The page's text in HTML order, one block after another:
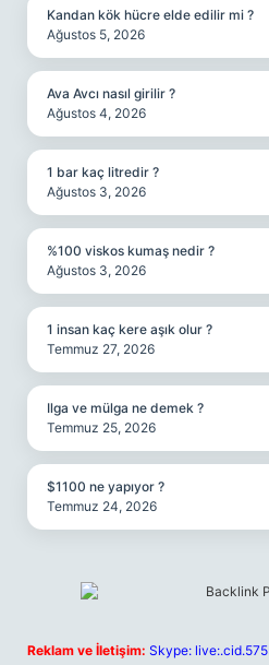
Kandan kök hücre elde edilir mi ?
Ağustos 5, 2026
Ava Avcı nasıl girilir ?
Ağustos 4, 2026
1 bar kaç litredir ?
Ağustos 3, 2026
%100 viskos kumaş nedir ?
Ağustos 3, 2026
1 insan kaç kere aşık olur ?
Temmuz 27, 2026
Ilga ve mülga ne demek ?
Temmuz 25, 2026
$1100 ne yapıyor ?
Temmuz 24, 2026
Reklam ve İletişim: Skype: